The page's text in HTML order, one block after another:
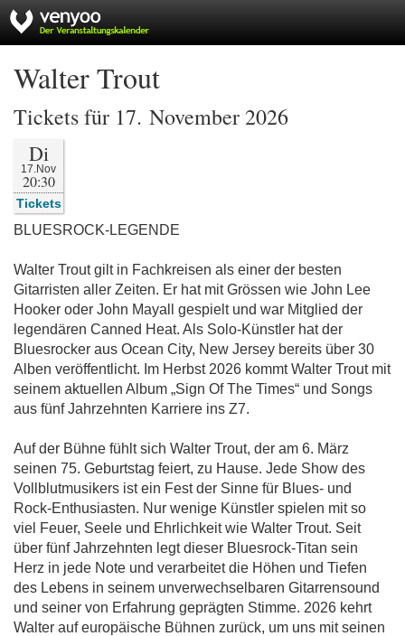
Walter Trout
Tickets für 17. November 2026
Di
17.Nov
20:30
Tickets
BLUESROCK-LEGENDE
Walter Trout gilt in Fachkreisen als einer der besten
Gitarristen aller Zeiten. Er hat mit Grössen wie John Lee
Hooker oder John Mayall gespielt und war Mitglied der
legendären Canned Heat. Als Solo-Künstler hat der
Bluesrocker aus Ocean City, New Jersey bereits über 30
Alben veröffentlicht. Im Herbst 2026 kommt Walter Trout mit
seinem aktuellen Album „Sign Of The Times“ und Songs
aus fünf Jahrzehnten Karriere ins Z7.
Auf der Bühne fühlt sich Walter Trout, der am 6. März
seinen 75. Geburtstag feiert, zu Hause. Jede Show des
Vollblutmusikers ist ein Fest der Sinne für Blues- und
Rock-Enthusiasten. Nur wenige Künstler spielen mit so
viel Feuer, Seele und Ehrlichkeit wie Walter Trout. Seit
über fünf Jahrzehnten legt dieser Bluesrock-Titan sein
Herz in jede Note und verarbeitet die Höhen und Tiefen
des Lebens in seinem unverwechselbaren Gitarrensound
und seiner von Erfahrung geprägten Stimme. 2026 kehrt
Walter auf europäische Bühnen zurück, um uns mit seinen